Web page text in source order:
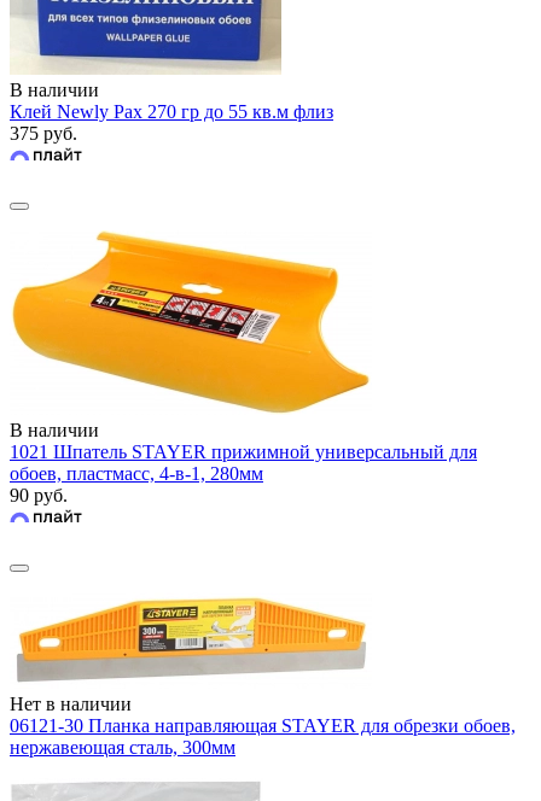
В наличии
Клей Newly Pax 270 гр до 55 кв.м флиз
375 руб.
В наличии
1021 Шпатель STAYER прижимной универсальный для
обоев, пластмасс, 4-в-1, 280мм
90 руб.
Нет в наличии
06121-30 Планка направляющая STAYER для обрезки обоев,
нержавеющая сталь, 300мм